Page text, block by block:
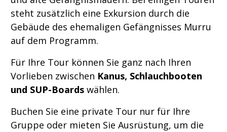
steht zusätzlich eine Exkursion durch die
Gebäude des ehemaligen Gefängnisses Murru
auf dem Programm.
Für Ihre Tour können Sie ganz nach Ihren
Vorlieben zwischen Kanus, Schlauchbooten
und SUP-Boards wählen.
Buchen Sie eine private Tour nur für Ihre
Gruppe oder mieten Sie Ausrüstung, um die